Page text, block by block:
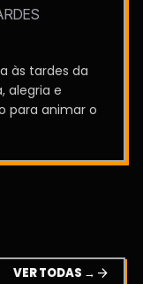
às tardes da
alegria e
para animar o
VER TODAS → arrow_forward